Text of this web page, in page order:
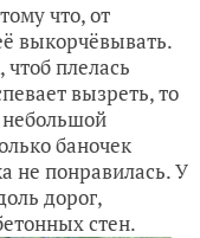
что, от
выкорчёвывать.
плелась
вызреть, то
небольшой
баночек
не понравилась. У
дорог,
стен.